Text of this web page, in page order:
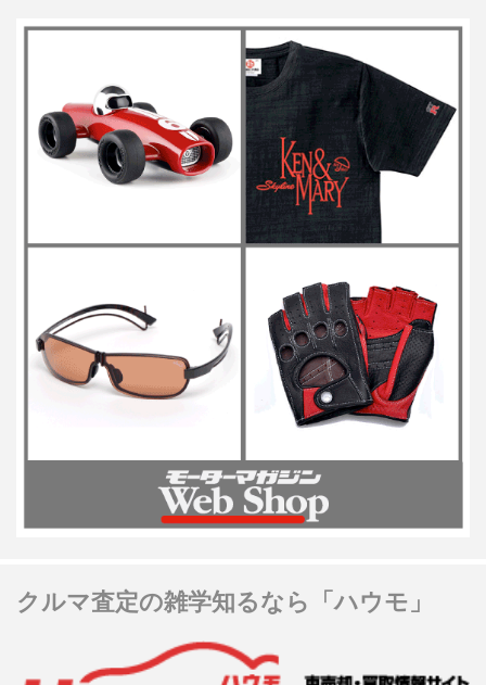
クルマ査定の雑学知るなら「ハウモ」